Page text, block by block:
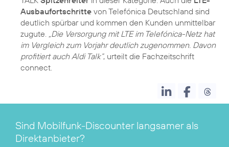
Ausbaufortschritte von Telefónica Deutschland sind
deutlich spürbar und kommen den Kunden unmittelbar
zugute. „Die Versorgung mit LTE im Telefónica-Netz hat
im Vergleich zum Vorjahr deutlich zugenommen. Davon
profitiert auch Aldi Talk“, urteilt die Fachzeitschrift
connect.
Sind Mobilfunk-Discounter langsamer als
Direktanbieter?